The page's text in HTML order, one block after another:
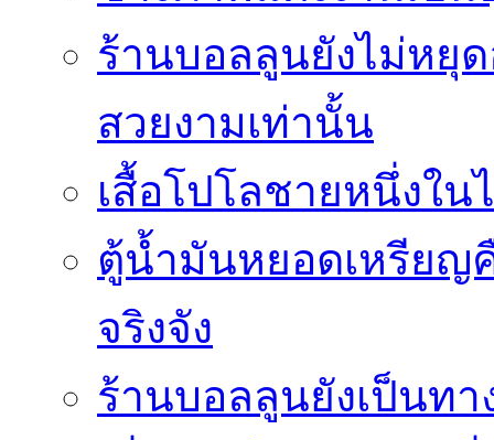
ร้านบอลลูนยังไม่หยุ
สวยงามเท่านั้น
เสื้อโปโลชายหนึ่งใ
ตู้น้ำมันหยอดเหรียญ
จริงจัง
ร้านบอลลูนยังเป็นทา